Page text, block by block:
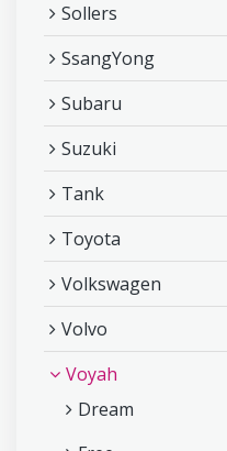
Sollers
SsangYong
Subaru
Suzuki
Tank
Toyota
Volkswagen
Volvo
Voyah
Dream